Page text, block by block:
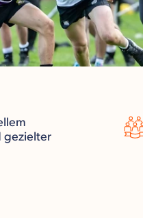
gezielter